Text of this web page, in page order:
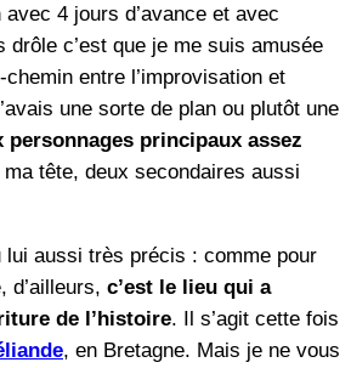
4 jours d’avance et avec
drôle c’est que je me suis amusée
entre l’improvisation et
une sorte de plan ou plutôt une
personnages principaux assez
ma tête, deux secondaires aussi
lui aussi très précis : comme pour
d’ailleurs, c’est le lieu qui a
de l’histoire. Il s’agit cette fois
, en Bretagne. Mais je ne vous